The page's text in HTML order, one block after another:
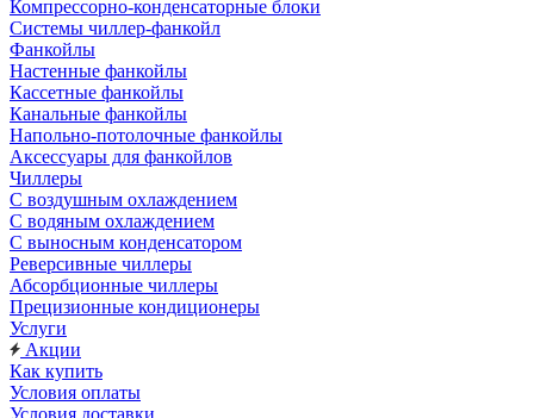
Компрессорно-конденсаторные блоки
Системы чиллер-фанкойл
Фанкойлы
Настенные фанкойлы
Кассетные фанкойлы
Канальные фанкойлы
Напольно-потолочные фанкойлы
Аксессуары для фанкойлов
Чиллеры
С воздушным охлаждением
С водяным охлаждением
С выносным конденсатором
Реверсивные чиллеры
Абсорбционные чиллеры
Прецизионные кондиционеры
Услуги
Акции
Как купить
Условия оплаты
Условия доставки